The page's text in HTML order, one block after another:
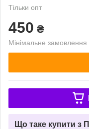
Тільки опт
450 ₴
Мінімальне
Що таке купити з